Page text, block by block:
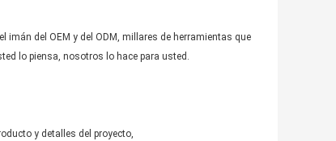
imán del OEM y del ODM, millares de herramientas que
lo piensa, nosotros lo hace para usted.
y detalles del proyecto,